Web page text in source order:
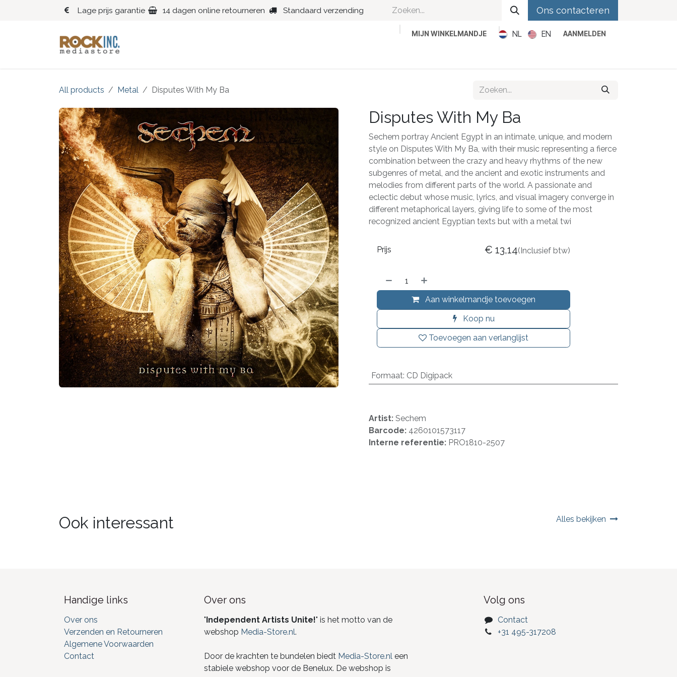
Overslaan naar inhoud
Lage prijs garantie 14 dagen online retourneren Standaard verzending Ons contacteren
MIJN WINKELMANDJE NL EN AANMELDEN
All products Metal Disputes With My Ba
Disputes With My Ba
Sechem portray Ancient Egypt in an intimate, unique, and modern
style on Disputes With My Ba, with their music representing a fierce
combination between the crazy and heavy rhythms of the new
subgenres of metal, and the ancient and exotic instruments and
melodies from different parts of the world. A passionate and
eclectic debut whose music, lyrics, and visual imagery converge in
different metaphorical layers, giving life to some of the most
recognized ancient Egyptian texts but with a metal twi
Aan winkelmandje toevoegen
Koop nu
Toevoegen aan verlanglijst
Prijs € 13,14(Inclusief btw)
Formaat: CD Digipack
Artist: Sechem
Barcode: 4260101573117
Interne referentie: PRO1810-2507
Ook interessant Alles bekijken
Handige links
Over ons
Verzenden en Retourneren
Algemene Voorwaarden
Contact
Over ons
"Independent Artists Unite!" is het motto van de
webshop Media-Store.nl.
Door de krachten te bundelen biedt Media-Store.nleen
stabiele webshop voor de Benelux. De webshop is
Volg ons
Contact
+31 495-317208